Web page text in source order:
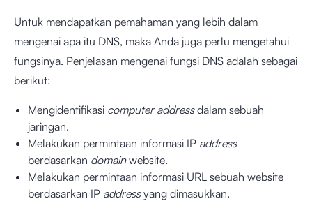
Untuk mendapatkan pemahaman yang lebih dalam
mengenai apa itu DNS, maka Anda juga perlu mengetahui
fungsinya. Penjelasan mengenai fungsi DNS adalah sebagai
berikut:
Mengidentifikasi computer addressdalam sebuah
jaringan.
Melakukan permintaan informasi IP address
berdasarkan domainwebsite.
Melakukan permintaan informasi URL sebuah website
berdasarkan IP addressyang dimasukkan.